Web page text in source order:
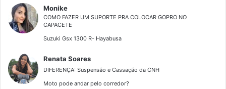
Um detalhe que trouxe um ar diferenciado ao modelo está
nas rodas raiadas com acabamento em cromo fumê, mais
sofisticado neste tipo de acabamento e categoria. Nelas
configuração 90/90 – 19M/C 52P (dianteiro) e 110/90 –
17M/C 60P (traseiro).
Monike
COMO FAZER UM SUPORTE PRA COLOCAR GOPRO NO
CAPACETE
Suzuki Gsx 1300 R- Hayabusa
Renata Soares
DIFERENÇA: Suspensão e Cassação da CNH
Moto pode andar pelo corredor?